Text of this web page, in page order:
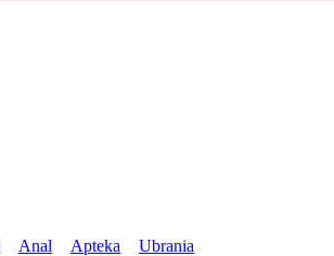
Anal Apteka
Ubrania